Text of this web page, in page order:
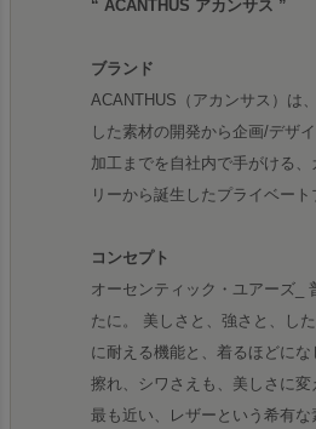
“ ACANTHUS アカンサス ”
ブランド
ACANTHUS（アカンサス）は
した素材の開発から企画/デザ
加工までを自社内で手がける、
リーから誕生したプライベート
コンセプト
オーセンティック・ユアーズ_
たに。 美しさと、強さと、し
に耐える機能と、着るほどに
擦れ、シワさえも、美しさに
最も近い、レザーという希有な